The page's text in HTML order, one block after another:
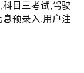
目三考试,驾驶
预录入,用户注